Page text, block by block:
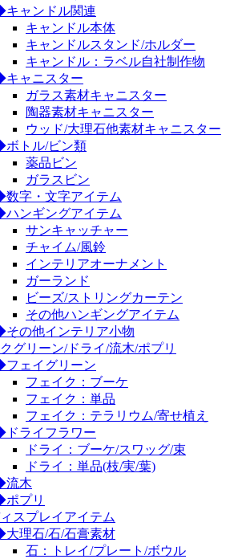
ャンドル関連
キャンドル本体
キャンドルスタンド/ホルダー
キャンドル：ラベル自社制作物
ャニスター
ガラス素材キャニスター
陶器素材キャニスター
ウッド/大理石他素材キャニスター
トル/ビン類
薬品ビン
ガラスビン
字・文字アイテム
ンギングアイテム
サンキャッチャー
チャイム/風鈴
インテリアオーナメント
ガーランド
ビーズ/ストリングカーテン
その他ハンギングアイテム
の他インテリア小物
グリーン/ドライ/流木/ポプリ
ェイグリーン
フェイク：ブーケ
フェイク：単品
フェイク：テラリウム/寄せ植え
ライフラワー
ドライ：ブーケ/スワッグ/束
ドライ：単品(枝/実/葉)
木
プリ
スプレイアイテム
理石/石/石膏素材
石：トレイ/プレート/ボウル